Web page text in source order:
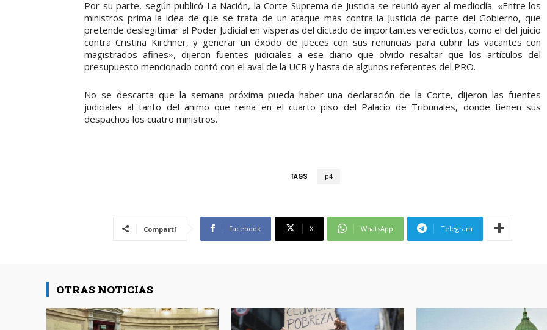
Por su parte, según publicó La Nación, la Corte Suprema de Justicia se reunió ayer al mediodía. «Entre los
ministros prima la idea de que se trata de un ataque más contra la Justicia de parte del Gobierno, que
pretende deslegitimar al Poder Judicial en vísperas del dictado de importantes veredictos, como el del juicio
contra Cristina Kirchner, y generar un éxodo de jueces con sus renuncias para cubrir las vacantes con
magistrados afines», dijeron fuentes judiciales a ese diario que olvido resaltar que los artículos del
presupuesto mencionado contó con el aval de la UCR y hasta de algunos referentes del PRO.
No se descarta que la semana próxima pueda haber una declaración de la Corte, dijeron las fuentes
judiciales al tanto del ánimo que reina en el cuarto piso del Palacio de Tribunales, donde tienen sus
despachos los cuatro ministros.
TAGS p4
Compartí Facebook X WhatsApp Telegram
OTRAS NOTICIAS